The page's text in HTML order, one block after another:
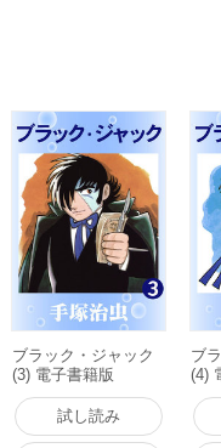
ブラック・ジャック
(3) 電子書籍版
試し読み
ブ
(4)